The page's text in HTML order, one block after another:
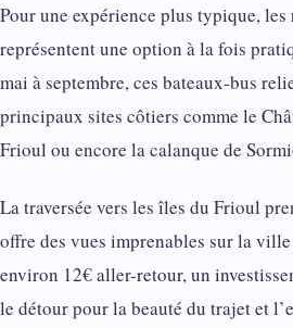
Pour une expérience plus typique, les
représentent une option à la fois
mai à septembre, ces bateaux-bus
principaux sites côtiers comme le
Frioul ou encore la calanque de
La traversée vers les îles du Frioul
offre des vues imprenables sur la
environ 12€ aller-retour, un
le détour pour la beauté du trajet et